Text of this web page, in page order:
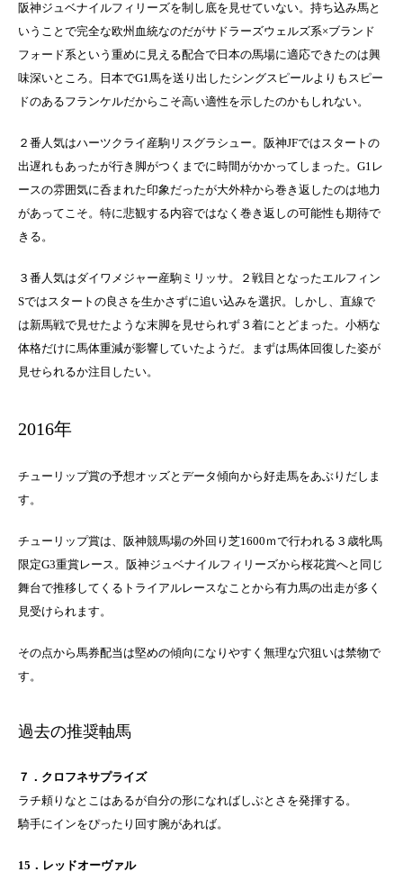
阪神ジュベナイルフィリーズを制し底を見せていない。持ち込み馬と
いうことで完全な欧州血統なのだがサドラーズウェルズ系×ブランド
フォード系という重めに見える配合で日本の馬場に適応できたのは興
味深いところ。日本でG1馬を送り出したシングスピールよりもスピー
ドのあるフランケルだからこそ高い適性を示したのかもしれない。
２番人気はハーツクライ産駒 リスグラシュー。阪神JFではスタートの
出遅れもあったが行き脚がつくまでに時間がかかってしまった。G1レ
ースの雰囲気に呑まれた印象だったが大外枠から巻き返したのは地力
があってこそ。特に悲観する内容ではなく巻き返しの可能性も期待で
きる。
３番人気はダイワメジャー産駒 ミリッサ。２戦目となったエルフィン
Sではスタートの良さを生かさずに追い込みを選択。しかし、直線で
は新馬戦で見せたような末脚を見せられず３着にとどまった。小柄な
体格だけに馬体重減が影響していたようだ。まずは馬体回復した姿が
見せられるか注目したい。
2016年
チューリップ賞の予想オッズとデータ傾向から好走馬をあぶりだしま
す。
チューリップ賞は、阪神競馬場の外回り芝1600ｍで行われる３歳牝馬
限定G3重賞レース。阪神ジュベナイルフィリーズから桜花賞へと同じ
舞台で推移してくるトライアルレースなことから有力馬の出走が多く
見受けられます。
その点から馬券配当は堅めの傾向になりやすく無理な穴狙いは禁物で
す。
過去の推奨軸馬
７．クロフネサプライズ
ラチ頼りなとこはあるが自分の形になればしぶとさを発揮する。
騎手にインをぴったり回す腕があれば。
15．レッドオーヴァル